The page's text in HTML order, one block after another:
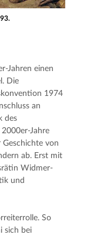
Jahren einen
Die
1974
an
des
Jahre
von
ab. Erst mit
Widmer-
und
So
sich bei